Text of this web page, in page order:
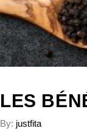
LES
By: justfita